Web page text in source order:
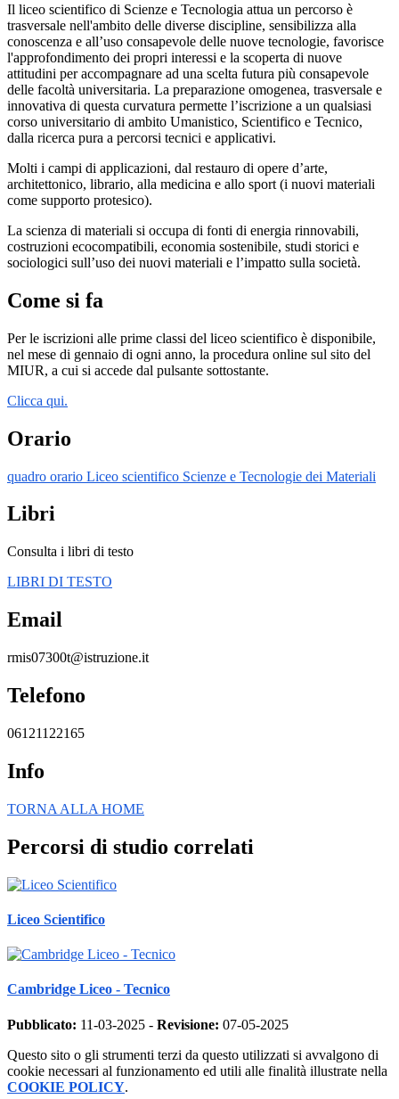
Il liceo scientifico di Scienze e Tecnologia attua un percorso è
trasversale nell'ambito delle diverse discipline, sensibilizza alla
conoscenza e all’uso consapevole delle nuove tecnologie, favorisce
l'approfondimento dei propri interessi e la scoperta di nuove
attitudini per accompagnare ad una scelta futura più consapevole
delle facoltà universitaria. La preparazione omogenea, trasversale e
innovativa di questa curvatura permette l’iscrizione a un qualsiasi
corso universitario di ambito Umanistico, Scientifico e Tecnico,
dalla ricerca pura a percorsi tecnici e applicativi.
Molti i campi di applicazioni, dal restauro di opere d’arte,
architettonico, librario, alla medicina e allo sport (i nuovi materiali
come supporto protesico).
La scienza di materiali si occupa di fonti di energia rinnovabili,
costruzioni ecocompatibili, economia sostenibile, studi storici e
sociologici sull’uso dei nuovi materiali e l’impatto sulla società.
Come si fa
Per le iscrizioni alle prime classi del liceo scientifico è disponibile,
nel mese di gennaio di ogni anno, la procedura online sul sito del
MIUR, a cui si accede dal pulsante sottostante.
Clicca qui.
Orario
quadro orario Liceo scientifico Scienze e Tecnologie dei Materiali
Libri
Consulta i libri di testo
LIBRI DI TESTO
Email
rmis07300t@istruzione.it
Telefono
06121122165
Info
TORNA ALLA HOME
Percorsi di studio correlati
Liceo Scientifico
Cambridge Liceo - Tecnico
Pubblicato: 11-03-2025 - Revisione: 07-05-2025
Questo sito o gli strumenti terzi da questo utilizzati si avvalgono di
cookie necessari al funzionamento ed utili alle finalità illustrate nella
COOKIE POLICY.